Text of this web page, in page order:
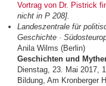
Vortrag von Dr. Pistrick
nicht in P 208].
Landeszentrale für
Geschichte ·
Anila Wilms (Berlin)
Geschichten und
Dienstag, 23. Mai 2017,
Bildung, Am Kronberger